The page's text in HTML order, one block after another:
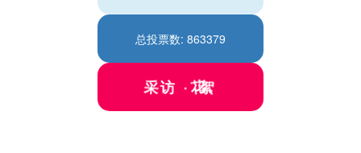
总投票数: 863379
采访· 花絮